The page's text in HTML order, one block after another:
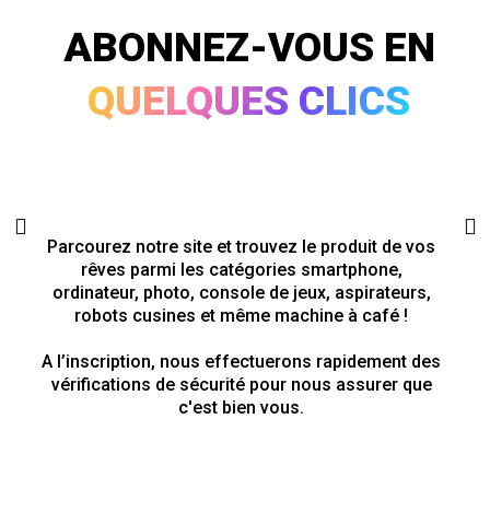
ABONNEZ-VOUS EN
QUELQUES CLICS
Parcourez notre site et trouvez le produit de vos
rêves parmi les catégories smartphone,
ordinateur, photo, console de jeux, aspirateurs,
robots cusines et même machine à café !
A l’inscription, nous effectuerons rapidement des
vérifications de sécurité pour nous assurer que
c'est bien vous.